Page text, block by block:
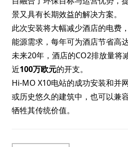
景又具有长期效益的解决方案。
此次安装将大幅减少酒店的电费
能源需求，每年可为酒店节省高
未来20年，酒店的CO2排放量将
近100万欧元的开支。
Hi-MO X10电站的成功安装和并
或历史悠久的建筑中，也可以兼
牺牲其传统价值。